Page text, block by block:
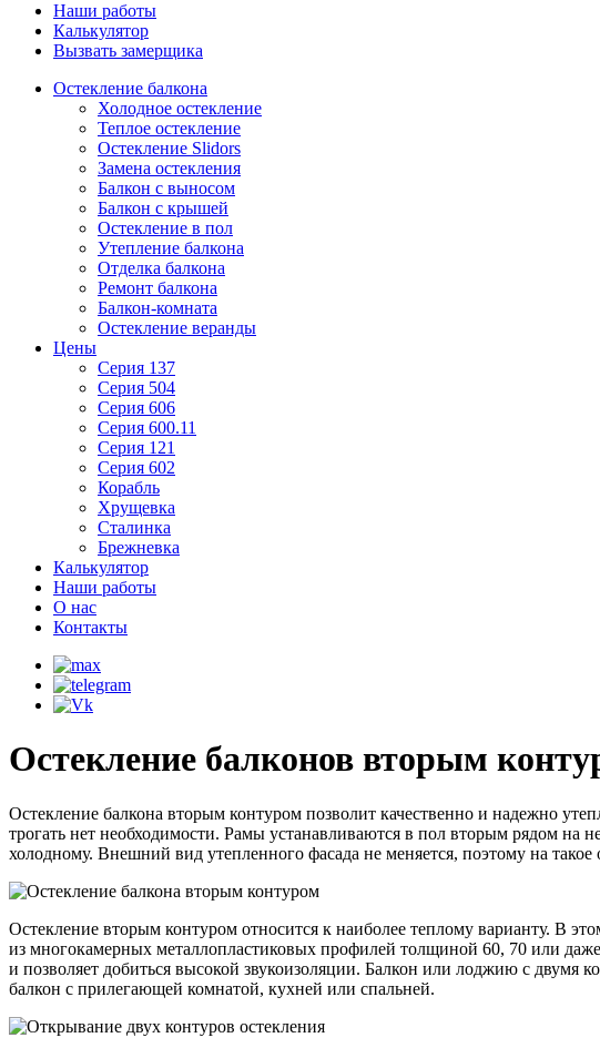
Наши работы
Калькулятор
Вызвать замерщика
Остекление балкона
Холодное остекление
Теплое остекление
Остекление Slidors
Замена остекления
Балкон с выносом
Балкон с крышей
Остекление в пол
Утепление балкона
Отделка балкона
Ремонт балкона
Балкон-комната
Остекление веранды
Цены
Серия 137
Серия 504
Серия 606
Серия 600.11
Серия 121
Серия 602
Корабль
Хрущевка
Сталинка
Брежневка
Калькулятор
Наши работы
О нас
Контакты
Остекление балконов вторым
Остекление балкона вторым контуром позволит качественно и надежно
трогать нет необходимости. Рамы устанавливаются в пол вторым рядом
холодному. Внешний вид утепленного фасада не меняется, поэтому на такое
Остекление вторым контуром относится к наиболее теплому варианту. В
из многокамерных металлопластиковых профилей толщиной 60, 70 или
и позволяет добиться высокой звукоизоляции. Балкон или лоджию с двумя
балкон с прилегающей комнатой, кухней или спальней.